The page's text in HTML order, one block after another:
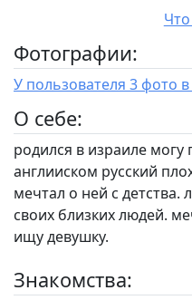
Фотографии:
У
O себе:
родился в израиле могу
англииском русский
мечтал о ней с
своих близких людей.
ищу девушку.
Знакомства: